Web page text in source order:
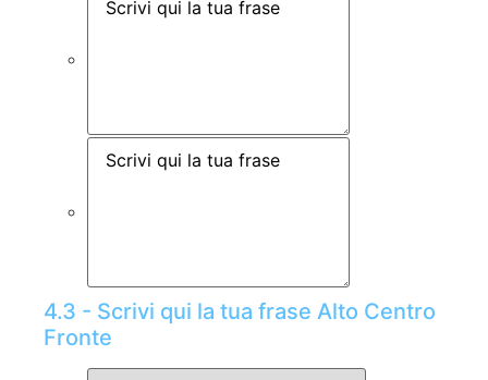
4.3 - Scrivi qui la tua frase Alto Centro
Fronte